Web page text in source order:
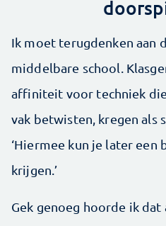
Ik moet terugdenken aan
middelbare school.
affiniteit voor techniek
vak betwisten, kregen als
‘Hiermee kun je later een
krijgen.’
Gek genoeg hoorde ik